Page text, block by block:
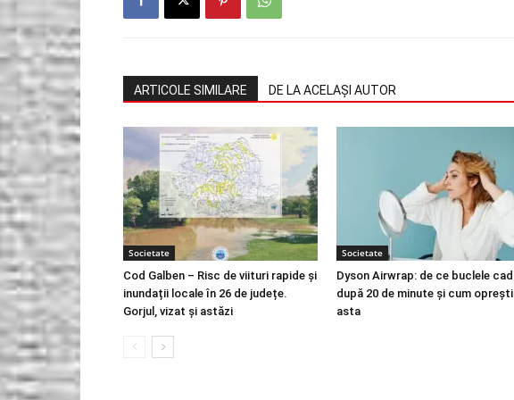
ARTICOLE SIMILARE DE LA ACELAȘI AUTOR
Societate
Cod Galben – Risc de viituri rapide și
inundații locale în 26 de județe.
Gorjul, vizat și astăzi
Societate
Dyson Airwrap: de ce buclele cad
după 20 de minute și cum oprești
asta